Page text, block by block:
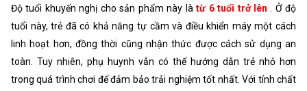
Độ tuổi khuyến nghị cho sản phẩm này là từ 6 tuổi trở lên
. Ở độ
tuổi này, trẻ đã có khả năng tự cầm và điều khiển máy một cách
linh hoạt hơn, đồng thời cũng nhận thức được cách sử dụng an
toàn. Tuy nhiên, phụ huynh vẫn có thể hướng dẫn trẻ nhỏ hơn
trong quá trình chơi để đảm bảo trải nghiệm tốt nhất. Với tính chất